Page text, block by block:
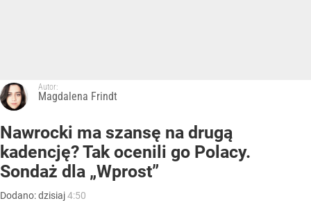
Autor:
Magdalena Frindt
Nawrocki ma szansę na drugą
kadencję? Tak ocenili go Polacy.
Sondaż dla „Wprost”
Dodano:dzisiaj4:50